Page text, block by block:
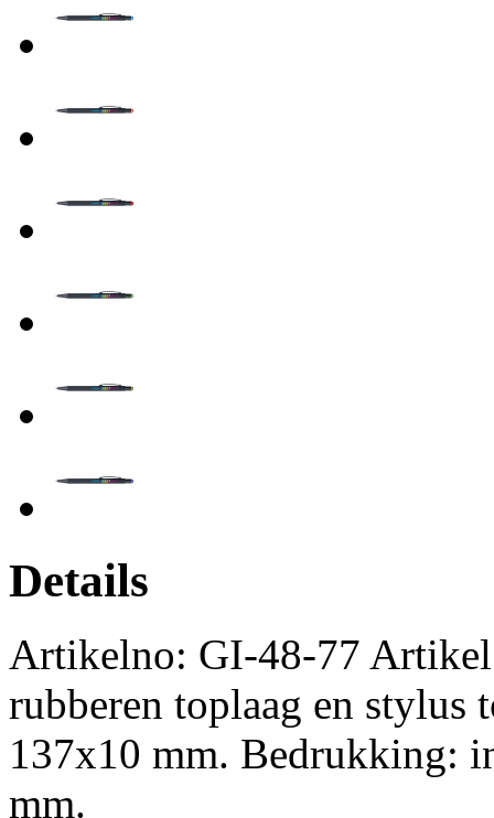
Details
Artikelno: GI-48-77
rubberen toplaag en stylus
137x10 mm. Bedrukking:
mm.